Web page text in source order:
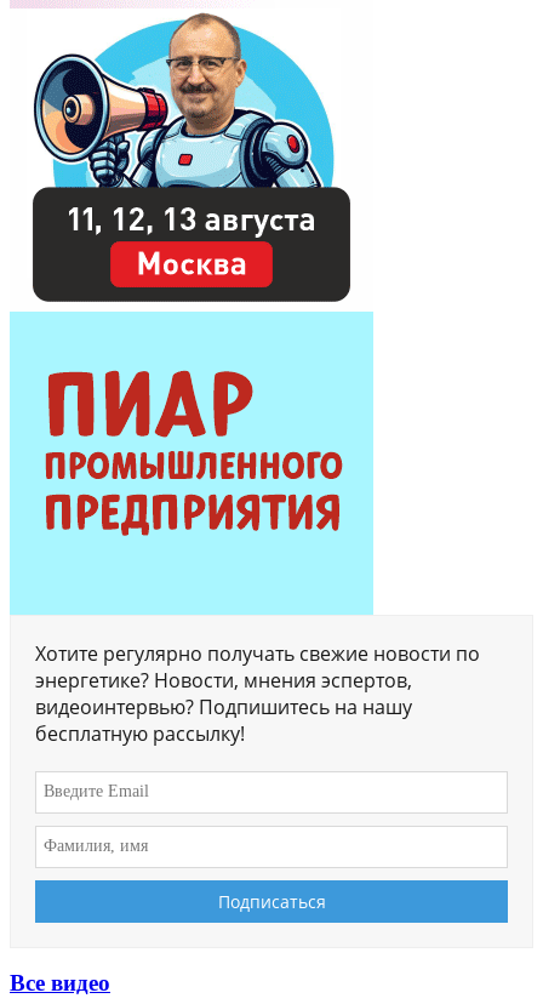
Хотите регулярно получать свежие новости по
энергетике? Новости, мнения эспертов,
видеоинтервью? Подпишитесь на нашу
бесплатную рассылку!
Все видео